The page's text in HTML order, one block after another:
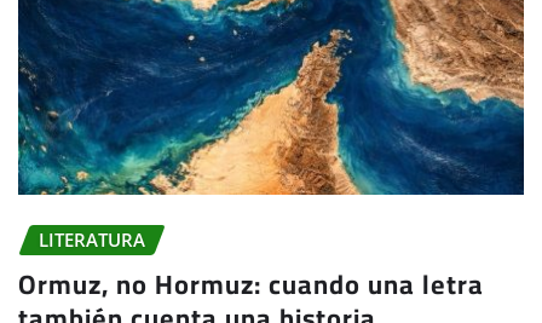
LITERATURA
Ormuz, no Hormuz: cuando una letra